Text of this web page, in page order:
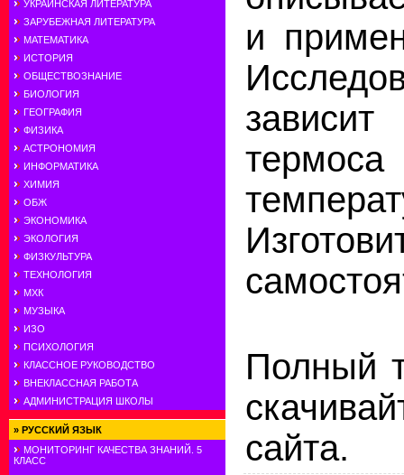
УКРАИНСКАЯ ЛИТЕРАТУРА
ЗАРУБЕЖНАЯ ЛИТЕРАТУРА
МАТЕМАТИКА
ИСТОРИЯ
ОБЩЕСТВОЗНАНИЕ
БИОЛОГИЯ
ГЕОГРАФИЯ
ФИЗИКА
АСТРОНОМИЯ
ИНФОРМАТИКА
ХИМИЯ
ОБЖ
ЭКОНОМИКА
ЭКОЛОГИЯ
ФИЗКУЛЬТУРА
ТЕХНОЛОГИЯ
МХК
МУЗЫКА
ИЗО
ПСИХОЛОГИЯ
КЛАССНОЕ РУКОВОДСТВО
ВНЕКЛАССНАЯ РАБОТА
АДМИНИСТРАЦИЯ ШКОЛЫ
» РУССКИЙ ЯЗЫК
МОНИТОРИНГ КАЧЕСТВА ЗНАНИЙ. 5
КЛАСС
и
зависит
Полный
сайта.